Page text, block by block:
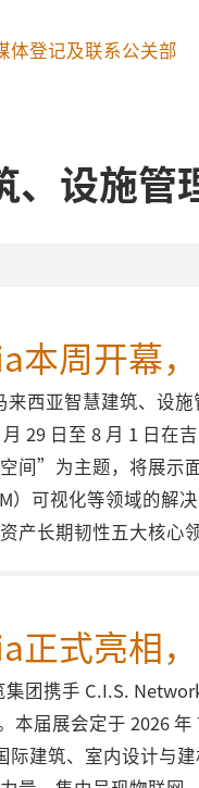
体登记及联系公关部
、设施管
本周开幕
来西亚智慧建筑、设
月 29 日至 8 月 1 日
间”为主题，将展示
）可视化等领域的解
产长期韧性五大核心
正式亮相
集团携手 C.I.S.
本届展会定于 2026
际建筑、室内设计与